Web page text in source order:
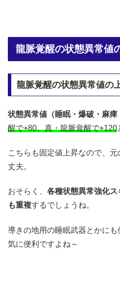
龍脈覚醒の状態異常値
龍脈覚醒の状態異常値の
状態異常値（睡眠・爆破・麻痺
醒で+80、真・龍脈覚醒で+120
こちらも固定値上昇なので、
丈夫。
おそらく、 各種状態異常強化
も重複するでしょうね。
導きの地用の睡眠武器とかに
気に便利ですよね～